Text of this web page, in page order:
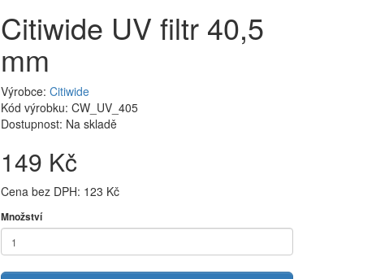
Citiwide UV filtr 40,5
mm
Výrobce: Citiwide
Kód výrobku: CW_UV_405
Dostupnost: Na skladě
149 Kč
Cena bez DPH: 123 Kč
Množství